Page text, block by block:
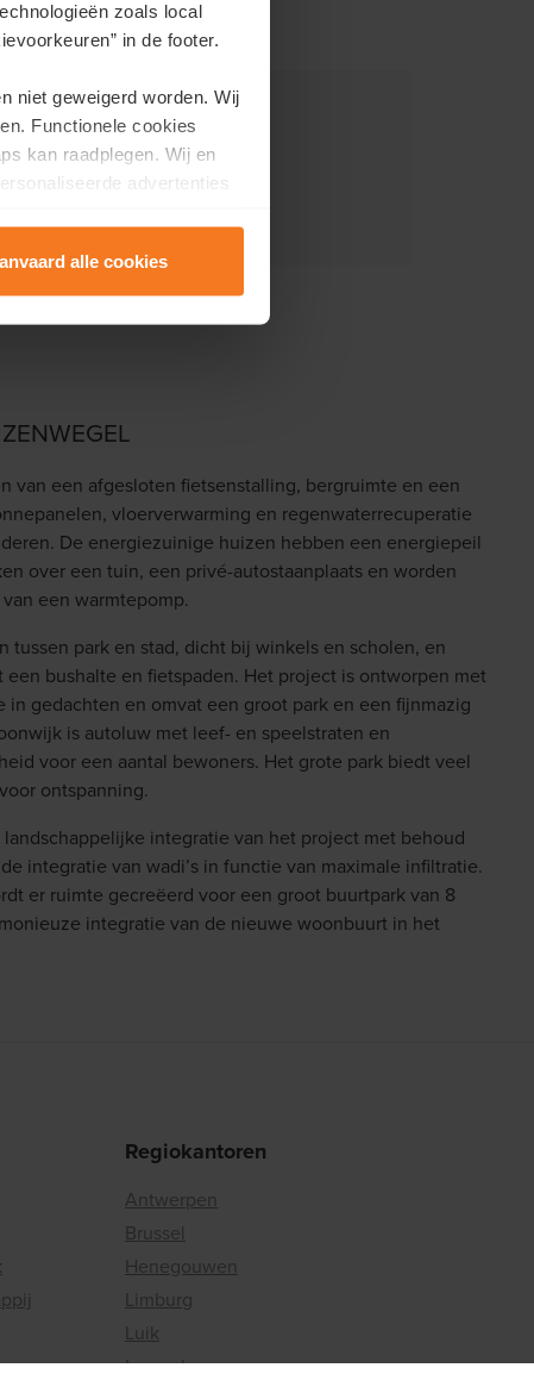
zoals local
in de footer.
niet geweigerd worden. Wij
Functionele cookies
kan raadplegen. Wij en
advertenties
alle cookies
Nr 35, Sint-Niklaas
van een afgesloten fietsenstalling, bergruimte en een
vloerverwarming en regenwaterrecuperatie
De energiezuinige huizen hebben een energiepeil
over een tuin, een privé-autostaanplaats en worden
een warmtepomp.
tussen park en stad, dicht bij winkels en scholen, en
bushalte en fietspaden. Het project is ontworpen met
gedachten en omvat een groot park en een fijnmazig
is autoluw met leef- en speelstraten en
voor een aantal bewoners. Het grote park biedt veel
ontspanning.
integratie van het project met behoud
integratie van wadi’s in functie van maximale infiltratie.
er ruimte gecreëerd voor een groot buurtpark van 8
integratie van de nieuwe woonbuurt in het
Regiokantoren
Antwerpen
Brussel
Henegouwen
Limburg
Luik
Luxemburg